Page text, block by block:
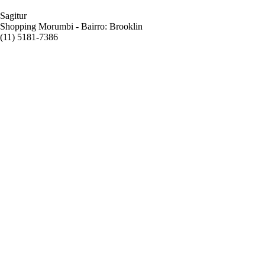
Sagitur
Shopping Morumbi - Bairro: Brooklin
(11) 5181-7386